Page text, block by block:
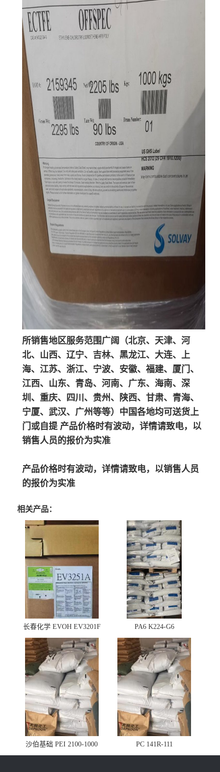
所销售地区服务范围广阔（北京、天津、河
北、山西、辽宁、吉林、黑龙江、大连、上
海、江苏、浙江、宁波、安徽、福建、厦门、
江西、山东、青岛、河南、广东、海南、深
圳、重庆、四川、贵州、陕西、甘肃、青海、
宁厦、武汉、广州等等）中国各地均可送货上
门或自提 产品价格时有波动，详情请致电，以
销售人员的报价为实准
产品价格时有波动，详情请致电，以销售人员
的报价为实准
相关产品：
长春化学 EVOH EV3201F PA6 K224-G6
沙伯基础 PEI 2100-1000 PC 141R-111